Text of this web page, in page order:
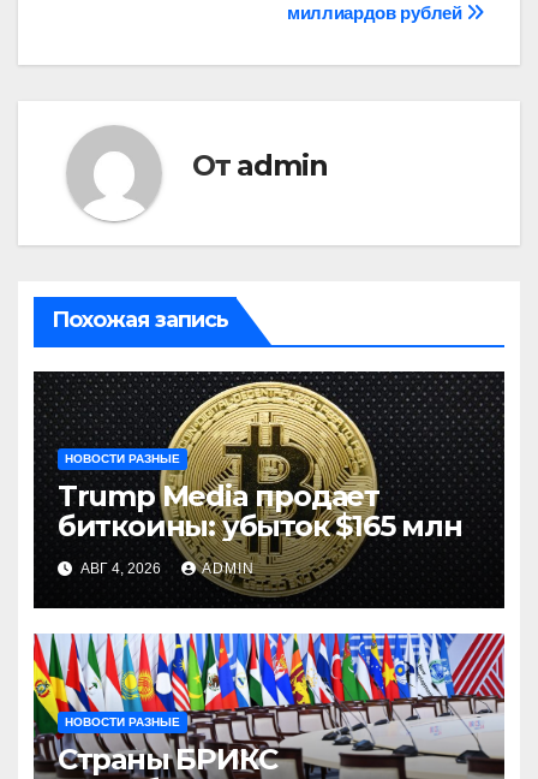
миллиардов рублей
От admin
Похожая запись
НОВОСТИ РАЗНЫЕ
Trump Media продает
биткоины: убыток $165 млн
АВГ 4, 2026 ADMIN
НОВОСТИ РАЗНЫЕ
Страны БРИКС